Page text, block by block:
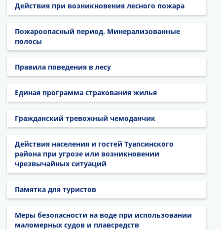
Действия при возникновения лесного пожара
Пожароопасный период. Минерализованные
полосы
Правила поведения в лесу
Единая программа страхования жилья
Гражданский тревожный чемоданчик
Действия населения и гостей Туапсинского
района при угрозе или возникновении
чрезвычайных ситуаций
Памятка для туристов
Меры безопасности на воде при использовании
маломерных судов и плавсредств